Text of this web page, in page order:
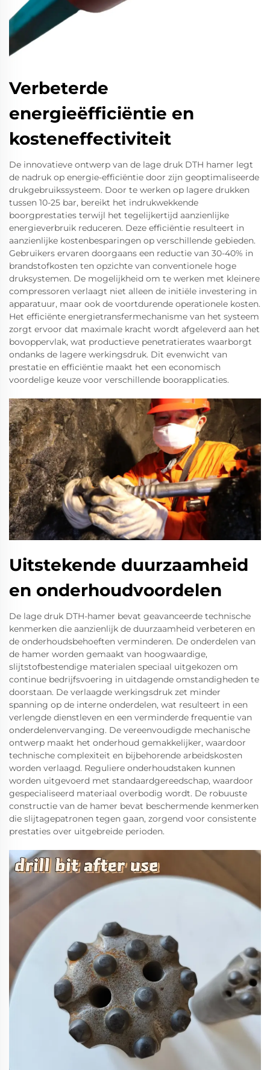
Verbeterde
energieëfficiëntie en
kosteneffectiviteit
De innovatieve ontwerp van de lage druk DTH hamer legt
de nadruk op energie-efficiëntie door zijn geoptimaliseerde
drukgebruikssysteem. Door te werken op lagere drukken
tussen 10-25 bar, bereikt het indrukwekkende
boorgprestaties terwijl het tegelijkertijd aanzienlijke
energieverbruik reduceren. Deze efficiëntie resulteert in
aanzienlijke kostenbesparingen op verschillende gebieden.
Gebruikers ervaren doorgaans een reductie van 30-40% in
brandstofkosten ten opzichte van conventionele hoge
druksystemen. De mogelijkheid om te werken met kleinere
compressoren verlaagt niet alleen de initiële investering in
apparatuur, maar ook de voortdurende operationele kosten.
Het efficiënte energietransfermechanisme van het systeem
zorgt ervoor dat maximale kracht wordt afgeleverd aan het
bovoppervlak, wat productieve penetratierates waarborgt
ondanks de lagere werkingsdruk. Dit evenwicht van
prestatie en efficiëntie maakt het een economisch
voordelige keuze voor verschillende boorapplicaties.
Uitstekende duurzaamheid
en onderhoudvoordelen
De lage druk DTH-hamer bevat geavanceerde technische
kenmerken die aanzienlijk de duurzaamheid verbeteren en
de onderhoudsbehoeften verminderen. De onderdelen van
de hamer worden gemaakt van hoogwaardige,
slijtstofbestendige materialen speciaal uitgekozen om
continue bedrijfsvoering in uitdagende omstandigheden te
doorstaan. De verlaagde werkingsdruk zet minder
spanning op de interne onderdelen, wat resulteert in een
verlengde dienstleven en een verminderde frequentie van
onderdelenvervanging. De vereenvoudigde mechanische
ontwerp maakt het onderhoud gemakkelijker, waardoor
technische complexiteit en bijbehorende arbeidskosten
worden verlaagd. Reguliere onderhoudstaken kunnen
worden uitgevoerd met standaardgereedschap, waardoor
gespecialiseerd materiaal overbodig wordt. De robuuste
constructie van de hamer bevat beschermende kenmerken
die slijtagepatronen tegen gaan, zorgend voor consistente
prestaties over uitgebreide perioden.